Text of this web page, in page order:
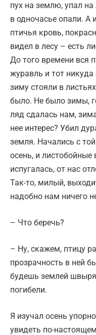
пух на землю, упал на
в одночасье опали. А
птичья кровь,
видел в лесу – есть
До того времени вся
журавль и тот никуда
зиму стояли в
было. Не было зимы,
ляд сдалась нам,
нее интерес? Убил
земля. Начались с
осень, и
испугалась, от нас
Так-то, милый,
надобно нам ничего
– Что беречь?
– Ну, скажем, птицу
прозрачность в ней
будешь землей
погибели.
Я изучал осень
увидеть по-